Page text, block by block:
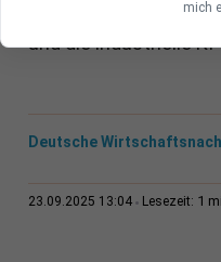
Position in diesem
und die industrielle KI
Deutsche
23.09.2025 13:04 Lesezeit: 1
mich